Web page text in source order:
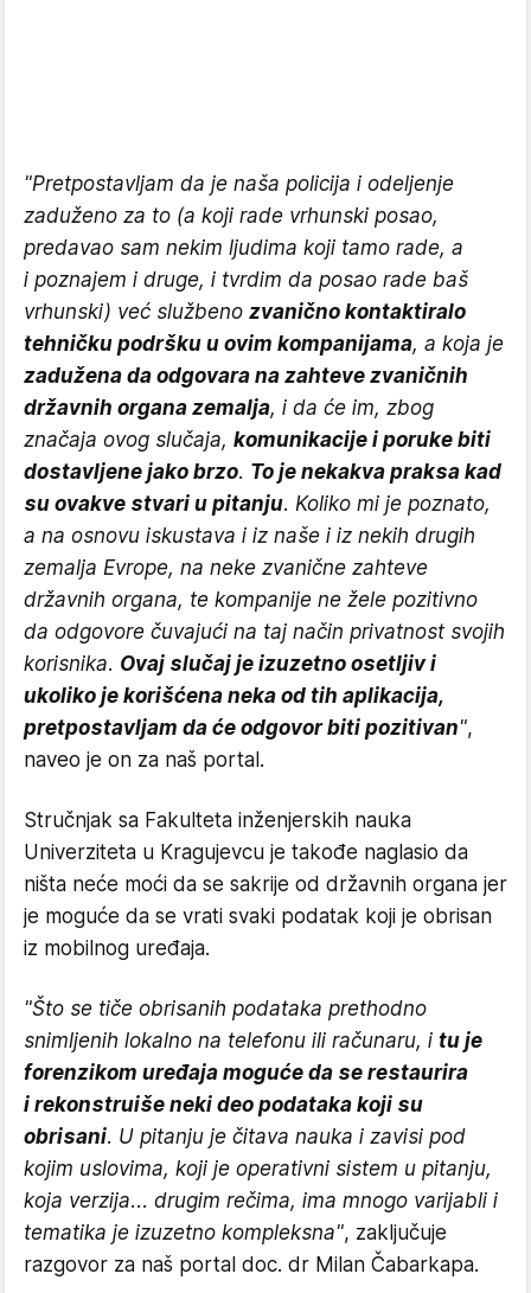
"Pretpostavljam da je naša policija i odeljenje
zaduženo za to (a koji rade vrhunski posao,
predavao sam nekim ljudima koji tamo rade, a
i poznajem i druge, i tvrdim da posao rade baš
vrhunski) već službeno zvanično kontaktiralo
tehničku podršku u ovim kompanijama, a koja je
zadužena da odgovara na zahteve zvaničnih
državnih organa zemalja, i da će im, zbog
značaja ovog slučaja, komunikacije i poruke biti
dostavljene jako brzo. To je nekakva praksa kad
su ovakve stvari u pitanju. Koliko mi je poznato,
a na osnovu iskustava i iz naše i iz nekih drugih
zemalja Evrope, na neke zvanične zahteve
državnih organa, te kompanije ne žele pozitivno
da odgovore čuvajući na taj način privatnost svojih
korisnika. Ovaj slučaj je izuzetno osetljiv i
ukoliko je korišćena neka od tih aplikacija,
pretpostavljam da će odgovor biti pozitivan",
naveo je on za naš portal.
Stručnjak sa Fakulteta inženjerskih nauka
Univerziteta u Kragujevcu je takođe naglasio da
ništa neće moći da se sakrije od državnih organa jer
je moguće da se vrati svaki podatak koji je obrisan
iz mobilnog uređaja.
"Što se tiče obrisanih podataka prethodno
snimljenih lokalno na telefonu ili računaru, i tu je
forenzikom uređaja moguće da se restaurira
i rekonstruiše neki deo podataka koji su
obrisani. U pitanju je čitava nauka i zavisi pod
kojim uslovima, koji je operativni sistem u pitanju,
koja verzija... drugim rečima, ima mnogo varijabli i
tematika je izuzetno kompleksna", zaključuje
razgovor za naš portal doc. dr Milan Čabarkapa.